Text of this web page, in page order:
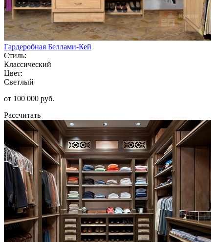
Гардеробная Беллами-Кей
Стиль:
Классический
Цвет:
Светлый
от 100 000 руб.
Рассчитать